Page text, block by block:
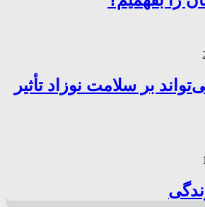
بر سلامت نوزاد تأثیر